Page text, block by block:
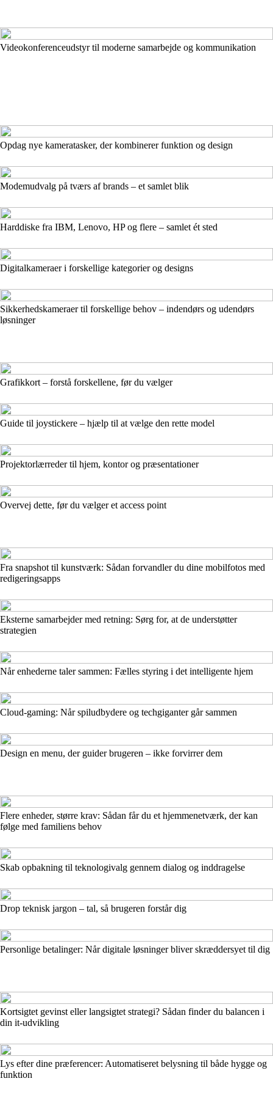
Videokonferenceudstyr til moderne samarbejde og kommunikation
Opdag nye kameratasker, der kombinerer funktion og design
Modemudvalg på tværs af brands – et samlet blik
Harddiske fra IBM, Lenovo, HP og flere – samlet ét sted
Digitalkameraer i forskellige kategorier og designs
Sikkerhedskameraer til forskellige behov – indendørs og udendørs
løsninger
Grafikkort – forstå forskellene, før du vælger
Guide til joystickere – hjælp til at vælge den rette model
Projektorlærreder til hjem, kontor og præsentationer
Overvej dette, før du vælger et access point
Fra snapshot til kunstværk: Sådan forvandler du dine mobilfotos med
redigeringsapps
Eksterne samarbejder med retning: Sørg for, at de understøtter
strategien
Når enhederne taler sammen: Fælles styring i det intelligente hjem
Cloud-gaming: Når spiludbydere og techgiganter går sammen
Design en menu, der guider brugeren – ikke forvirrer dem
Flere enheder, større krav: Sådan får du et hjemmenetværk, der kan
følge med familiens behov
Skab opbakning til teknologivalg gennem dialog og inddragelse
Drop teknisk jargon – tal, så brugeren forstår dig
Personlige betalinger: Når digitale løsninger bliver skræddersyet til dig
Kortsigtet gevinst eller langsigtet strategi? Sådan finder du balancen i
din it-udvikling
Lys efter dine præferencer: Automatiseret belysning til både hygge og
funktion